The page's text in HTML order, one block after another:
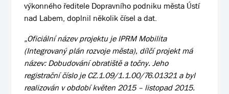
výkonného ředitele Dopravního podniku města Ústí
nad Labem, doplnil několik čísel a dat.
„Oficiální název projektu je IPRM Mobilita
(Integrovaný plán rozvoje města), dílčí projekt má
název: Dobudování obratiště a točny. Jeho
registrační číslo je CZ.1.09/1.1.00/76.01321 a byl
realizován v období květen 2015 – listopad 2015.